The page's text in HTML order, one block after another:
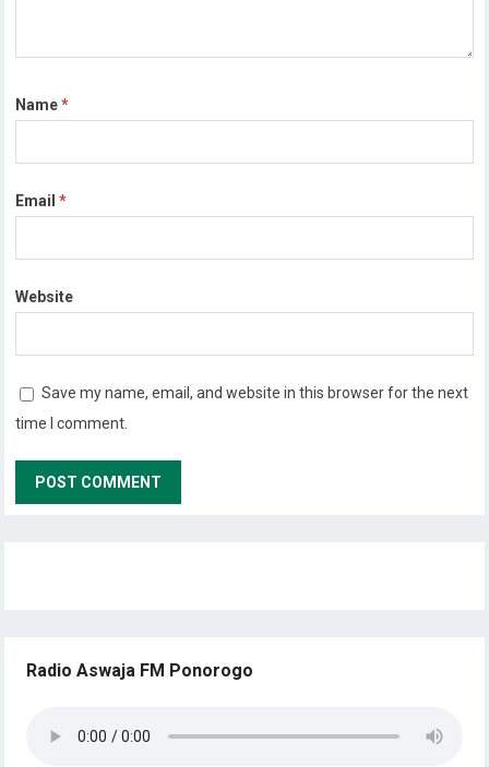
Name*
Email*
Website
Save my name, email, and website in this browser for the next
time I comment.
Radio Aswaja FM Ponorogo